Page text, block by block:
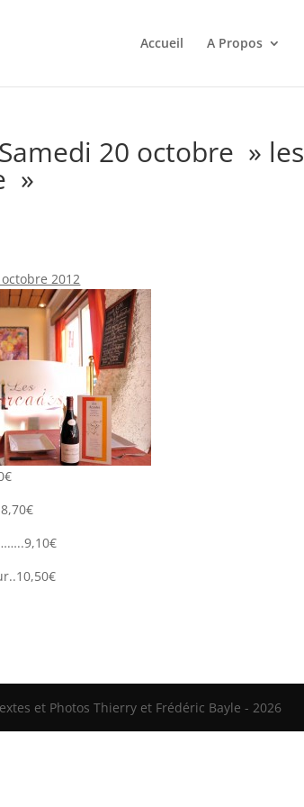
Accueil A Propos
20 octobre » les
»
2012
et Photos Thierry et Frédéric Bayle - 2026